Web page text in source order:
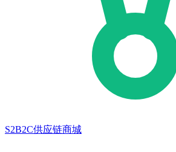
S2B2C供应链商城